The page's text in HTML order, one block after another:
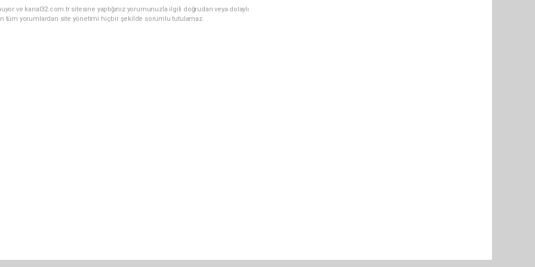
ve kanal32.com.tr sitesine yaptığınız yorumunuzla ilgili doğrudan veya dolaylı
tüm yorumlardan site yönetimi hiçbir şekilde sorumlu tutulamaz.